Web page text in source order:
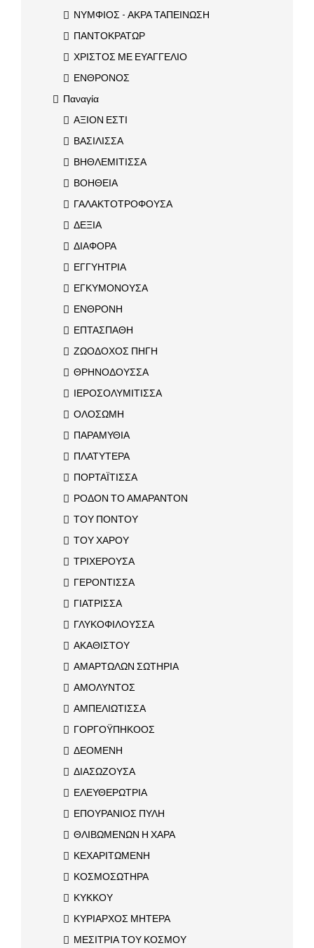
ΝΥΜΦΙΟΣ - ΑΚΡΑ ΤΑΠΕΙΝΩΣΗ
ΠΑΝΤΟΚΡΑΤΩΡ
ΧΡΙΣΤΟΣ ΜΕ ΕΥΑΓΓΕΛΙΟ
ΕΝΘΡΟΝΟΣ
Παναγία
ΑΞΙΟΝ ΕΣΤΙ
ΒΑΣΙΛΙΣΣΑ
ΒΗΘΛΕΜΙΤΙΣΣΑ
ΒΟΗΘΕΙΑ
ΓΑΛΑΚΤΟΤΡΟΦΟΥΣΑ
ΔΕΞΙΑ
ΔΙΑΦΟΡΑ
ΕΓΓΥΗΤΡΙΑ
ΕΓΚΥΜΟΝΟΥΣΑ
ΕΝΘΡΟΝΗ
ΕΠΤΑΣΠΑΘΗ
ΖΩΟΔΟΧΟΣ ΠΗΓΗ
ΘΡΗΝΟΔΟΥΣΣΑ
ΙΕΡΟΣΟΛΥΜΙΤΙΣΣΑ
ΟΛΟΣΩΜΗ
ΠΑΡΑΜΥΘΙΑ
ΠΛΑΤΥΤΕΡΑ
ΠΟΡΤΑΪΤΙΣΣΑ
ΡΟΔΟΝ ΤΟ ΑΜΑΡΑΝΤΟΝ
ΤΟΥ ΠΟΝΤΟΥ
ΤΟΥ ΧΑΡΟΥ
ΤΡΙΧΕΡΟΥΣΑ
ΓΕΡΟΝΤΙΣΣΑ
ΓΙΑΤΡΙΣΣΑ
ΓΛΥΚΟΦΙΛΟΥΣΣΑ
ΑΚΑΘΙΣΤΟΥ
ΑΜΑΡΤΩΛΩΝ ΣΩΤΗΡΙΑ
ΑΜΟΛΥΝΤΟΣ
ΑΜΠΕΛΙΩΤΙΣΣΑ
ΓΟΡΓΟΫΠΗΚΟΟΣ
ΔΕΟΜΕΝΗ
ΔΙΑΣΩΖΟΥΣΑ
ΕΛΕΥΘΕΡΩΤΡΙΑ
ΕΠΟΥΡΑΝΙΟΣ ΠΥΛΗ
ΘΛΙΒΩΜΕΝΩΝ Η ΧΑΡΑ
ΚΕΧΑΡΙΤΩΜΕΝΗ
ΚΟΣΜΟΣΩΤΗΡΑ
ΚΥΚΚΟΥ
ΚΥΡΙΑΡΧΟΣ ΜΗΤΕΡΑ
ΜΕΣΙΤΡΙΑ ΤΟΥ ΚΟΣΜΟΥ